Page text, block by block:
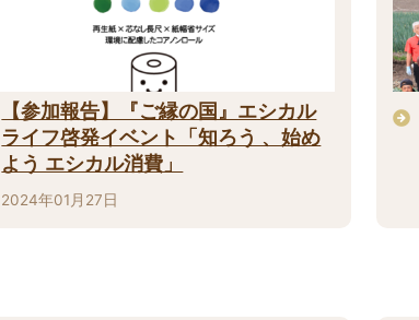
【参加報告】『ご縁の国』エシカル
ライフ啓発イベント「知ろう 、始め
よう エシカル消費」
2024年01月27日